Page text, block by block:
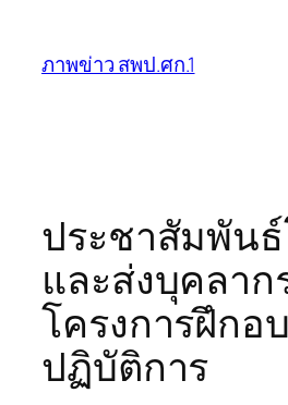
ภาพข่าว สพป.ศก.1
ประชาสัมพันธ์
และส่งบุคลาก
โครงการฝึกอ
ปฏิบัติการ